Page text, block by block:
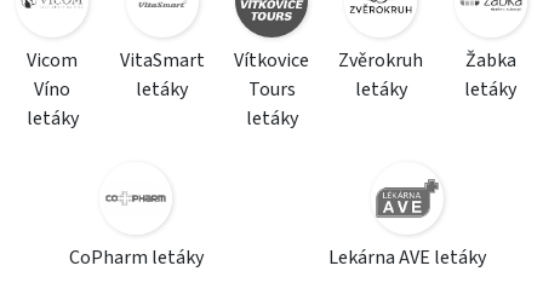
Vicom
Víno
letáky
VitaSmart
letáky
Vítkovice
Tours
letáky
Zvěrokruh
letáky
Žabka
letáky
CoPharm letáky Lekárna AVE letáky